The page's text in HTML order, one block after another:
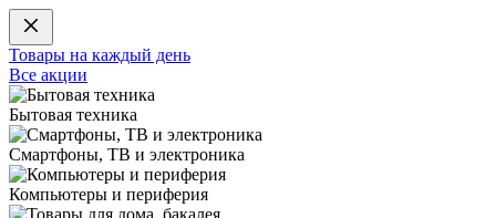
Товары на каждый день
Все акции
Бытовая техника
Смартфоны, ТВ и электроника
Компьютеры и периферия